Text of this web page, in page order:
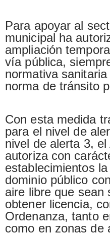
Para apoyar al
municipal ha
ampliación
vía pública,
normativa
norma de tránsito
Con esta medida
para el nivel de
nivel de alerta 3,
autoriza con
establecimientos
dominio público
aire libre que sean
obtener licencia,
Ordenanza, tanto
como en zonas de